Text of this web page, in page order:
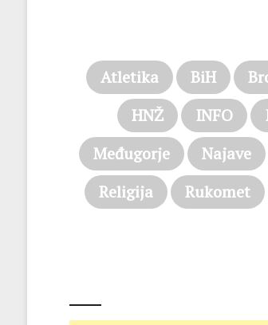
Atletika BiH
HNŽ
INFO
Međugorje
Najave
Religija
Rukomet